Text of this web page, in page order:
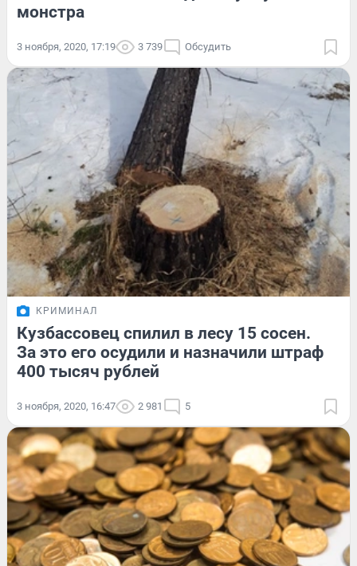
монстра
3 ноября, 2020, 17:19 3 739 Обсудить
КРИМИНАЛ
Кузбассовец спилил в лесу 15 сосен.
За это его осудили и назначили штраф
400 тысяч рублей
3 ноября, 2020, 16:47 2 981 5